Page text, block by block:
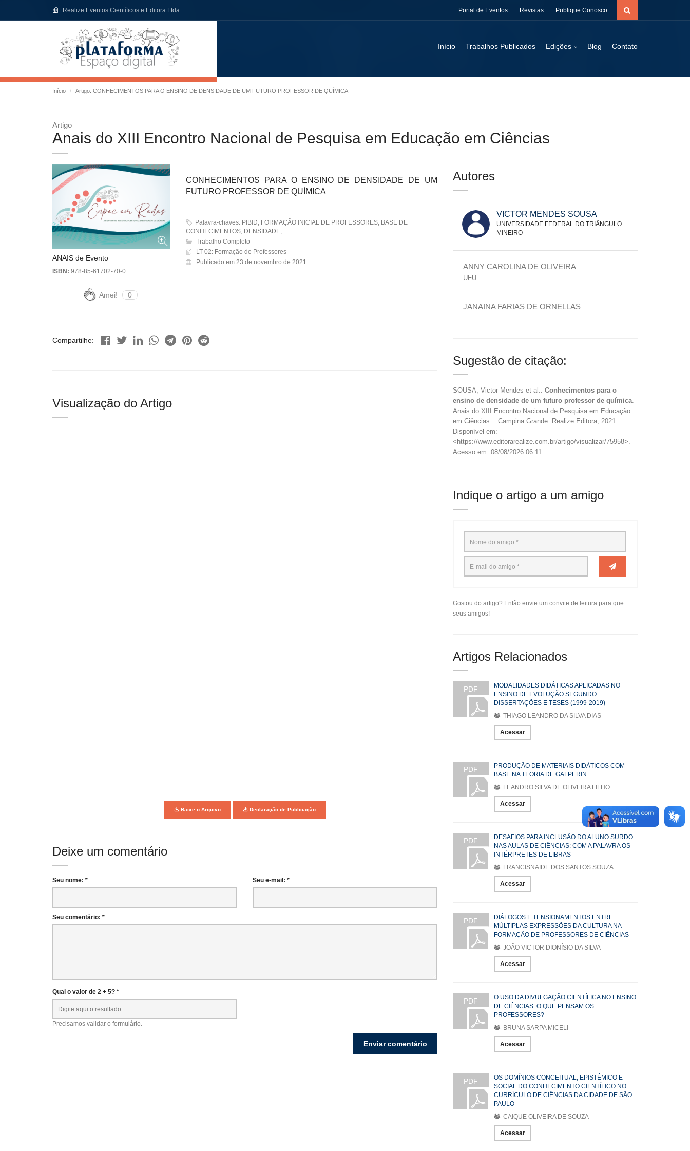
Realize Eventos Científicos e Editora Ltda Portal de Eventos Revistas Publique Conosco
Início Trabalhos Publicados Edições Blog Contato
Início Artigo: CONHECIMENTOS PARA O ENSINO DE DENSIDADE DE UM FUTURO PROFESSOR DE QUÍMICA
Artigo
Anais do XIII Encontro Nacional de Pesquisa em Educação em Ciências
ANAIS de Evento
ISBN: 978-85-61702-70-0
Amei! 0
CONHECIMENTOS PARA O ENSINO DE DENSIDADE DE UM
FUTURO PROFESSOR DE QUÍMICA
Palavra-chaves: PIBID, FORMAÇÃO INICIAL DE PROFESSORES, BASE DE
CONHECIMENTOS, DENSIDADE,
Trabalho Completo
LT 02: Formação de Professores
Publicado em 23 de novembro de 2021
Compartilhe:
Visualização do Artigo
Baixe o Arquivo Declaração de Publicação
Deixe um comentário
Seu nome: * Seu e-mail: *
Seu comentário: *
Qual o valor de 2 + 5? *
Precisamos validar o formulário.
Autores
VICTOR MENDES SOUSA
UNIVERSIDADE FEDERAL DO TRIÂNGULO
MINEIRO
ANNY CAROLINA DE OLIVEIRA
UFU
JANAINA FARIAS DE ORNELLAS
Sugestão de citação:
SOUSA, Victor Mendes et al.. Conhecimentos para o
ensino de densidade de um futuro professor de química.
Anais do XIII Encontro Nacional de Pesquisa em Educação
em Ciências... Campina Grande: Realize Editora, 2021.
Disponível em:
<https://www.editorarealize.com.br/artigo/visualizar/75958>.
Acesso em: 08/08/2026 06:11
Indique o artigo a um amigo
Gostou do artigo? Então envie um convite de leitura para que
seus amigos!
Artigos Relacionados
PDF
MODALIDADES DIDÁTICAS APLICADAS NO
ENSINO DE EVOLUÇÃO SEGUNDO
DISSERTAÇÕES E TESES (1999-2019)
THIAGO LEANDRO DA SILVA DIAS
Acessar
PDF
PRODUÇÃO DE MATERIAIS DIDÁTICOS COM
BASE NA TEORIA DE GALPERIN
LEANDRO SILVA DE OLIVEIRA FILHO
Acessar
PDF
DESAFIOS PARA INCLUSÃO DO ALUNO SURDO
NAS AULAS DE CIÊNCIAS: COM A PALAVRA OS
INTÉRPRETES DE LIBRAS
FRANCISNAIDE DOS SANTOS SOUZA
Acessar
PDF
DIÁLOGOS E TENSIONAMENTOS ENTRE
MÚLTIPLAS EXPRESSÕES DA CULTURA NA
FORMAÇÃO DE PROFESSORES DE CIÊNCIAS
JOÃO VICTOR DIONÍSIO DA SILVA
Acessar
PDF
O USO DA DIVULGAÇÃO CIENTÍFICA NO ENSINO
DE CIÊNCIAS: O QUE PENSAM OS
PROFESSORES?
BRUNA SARPA MICELI
Acessar
PDF
OS DOMÍNIOS CONCEITUAL, EPISTÊMICO E
SOCIAL DO CONHECIMENTO CIENTÍFICO NO
CURRÍCULO DE CIÊNCIAS DA CIDADE DE SÃO
PAULO
CAIQUE OLIVEIRA DE SOUZA
Acessar